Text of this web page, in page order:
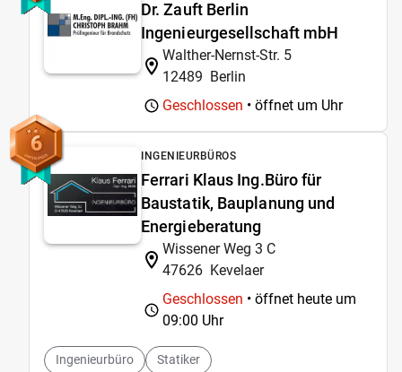
Dr. Zauft Berlin
Ingenieurgesellschaft mbH
Walther-Nernst-Str. 5
12489 Berlin
Geschlossen • öffnet um Uhr
6 INGENIEURBÜROS
Ferrari Klaus Ing.Büro für
Baustatik, Bauplanung und
Energieberatung
Wissener Weg 3 C
47626 Kevelaer
Geschlossen • öffnet heute um
09:00 Uhr
Ingenieurbüro Statiker